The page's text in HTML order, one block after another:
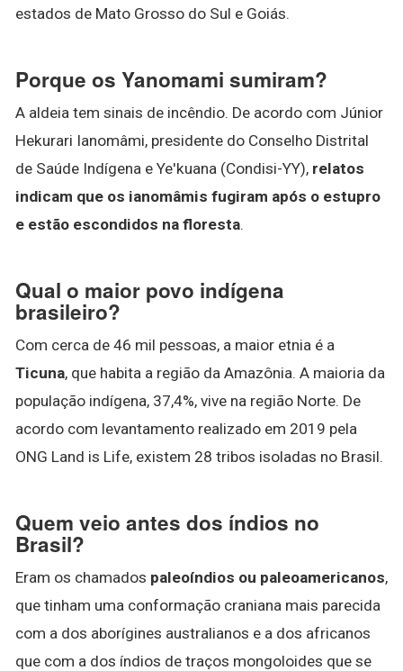
estados de Mato Grosso do Sul e Goiás.
Porque os Yanomami sumiram?
A aldeia tem sinais de incêndio. De acordo com Júnior
Hekurari Ianomâmi, presidente do Conselho Distrital
de Saúde Indígena e Ye'kuana (Condisi-YY), relatos
indicam que os ianomâmis fugiram após o estupro
e estão escondidos na floresta.
Qual o maior povo indígena
brasileiro?
Com cerca de 46 mil pessoas, a maior etnia é a
Ticuna, que habita a região da Amazônia. A maioria da
população indígena, 37,4%, vive na região Norte. De
acordo com levantamento realizado em 2019 pela
ONG Land is Life, existem 28 tribos isoladas no Brasil.
Quem veio antes dos índios no
Brasil?
Eram os chamados paleoíndios ou paleoamericanos,
que tinham uma conformação craniana mais parecida
com a dos aborígines australianos e a dos africanos
que com a dos índios de traços mongoloides que se